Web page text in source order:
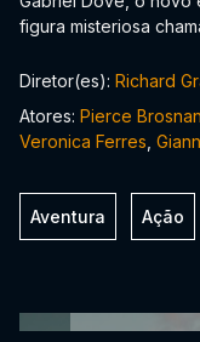
figura misteriosa
Diretor(es): Richard
Atores: Pierce Brosnan
Veronica Ferres
Aventura Ação